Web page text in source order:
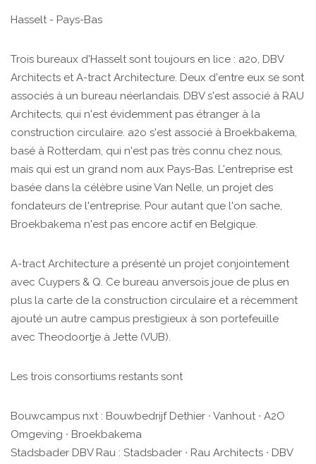
Hasselt - Pays-Bas
Trois bureaux d'Hasselt sont toujours en lice : a2o, DBV
Architects et A-tract Architecture. Deux d'entre eux se sont
associés à un bureau néerlandais. DBV s'est associé à RAU
Architects, qui n'est évidemment pas étranger à la
construction circulaire. a2o s'est associé à Broekbakema,
basé à Rotterdam, qui n'est pas très connu chez nous,
mais qui est un grand nom aux Pays-Bas. L'entreprise est
basée dans la célèbre usine Van Nelle, un projet des
fondateurs de l'entreprise. Pour autant que l'on sache,
Broekbakema n'est pas encore actif en Belgique.
A-tract Architecture a présenté un projet conjointement
avec Cuypers & Q. Ce bureau anversois joue de plus en
plus la carte de la construction circulaire et a récemment
ajouté un autre campus prestigieux à son portefeuille
avec Theodoortje à Jette (VUB).
Les trois consortiums restants sont
Bouwcampus nxt : Bouwbedrijf Dethier ∙ Vanhout ∙ A2O
Omgeving ∙ Broekbakema
Stadsbader DBV Rau : Stadsbader ∙ Rau Architects ∙ DBV